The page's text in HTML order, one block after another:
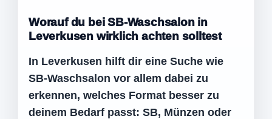
Worauf du bei SB-Waschsalon in
Leverkusen wirklich achten solltest
In Leverkusen hilft dir eine Suche wie
SB-Waschsalon vor allem dabei zu
erkennen, welches Format besser zu
deinem Bedarf passt: SB, Münzen oder